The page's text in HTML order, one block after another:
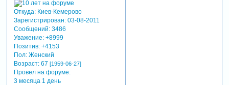
Откуда:Киев-Кемерово
Зарегистрирован: 03-08-2011
Сообщений:3486
Уважение: +8999
Позитив: +4153
Пол:Женский
Возраст:67 [1959-06-27]
Провел на форуме:
3 месяца 1 день